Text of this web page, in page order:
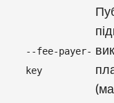
--fee-payer-
key